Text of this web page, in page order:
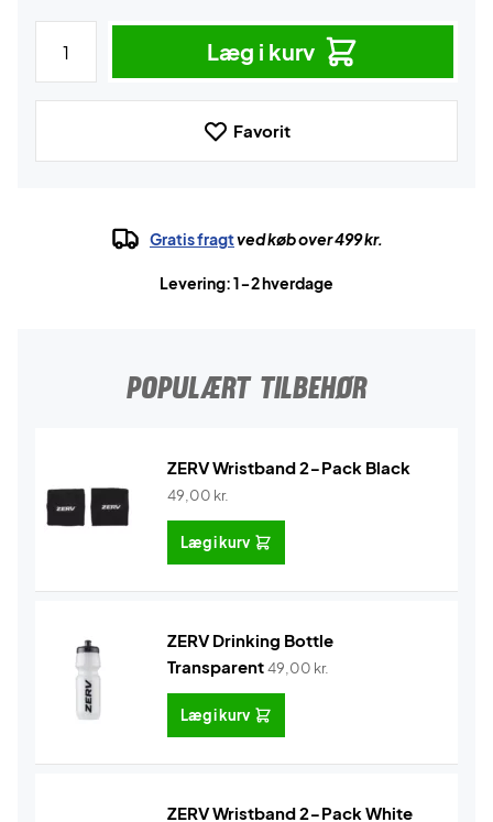
Læg i kurv
Favorit
Gratis fragtved køb over 499 kr.
Levering: 1-2 hverdage
POPULÆRT TILBEHØR
ZERV Wristband 2-Pack Black
49,00 kr.
Læg i kurv
ZERV Drinking Bottle
Transparent49,00 kr.
Læg i kurv
ZERV Wristband 2-Pack White